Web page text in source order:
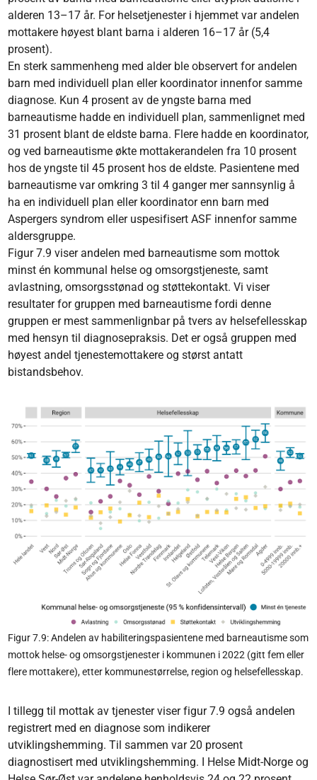
alderen 13–17 år. For helsetjenester i hjemmet var andelen
mottakere høyest blant barna i alderen 16–17 år (5,4
prosent).
En sterk sammenheng med alder ble observert for andelen
barn med individuell plan eller koordinator innenfor samme
diagnose. Kun 4 prosent av de yngste barna med
barneautisme hadde en individuell plan, sammenlignet med
31 prosent blant de eldste barna. Flere hadde en koordinator,
og ved barneautisme økte mottakerandelen fra 10 prosent
hos de yngste til 45 prosent hos de eldste. Pasientene med
barneautisme var omkring 3 til 4 ganger mer sannsynlig å
ha en individuell plan eller koordinator enn barn med
Aspergers syndrom eller uspesifisert ASF innenfor samme
aldersgruppe.
Figur 7.9 viser andelen med barneautisme som mottok
minst én kommunal helse og omsorgstjeneste, samt
avlastning, omsorgsstønad og støttekontakt. Vi viser
resultater for gruppen med barneautisme fordi denne
gruppen er mest sammenlignbar på tvers av helsefellesskap
med hensyn til diagnosepraksis. Det er også gruppen med
høyest andel tjenestemottakere og størst antatt
bistandsbehov.
Figur 7.9: Andelen av habiliteringspasientene med barneautisme som
mottok helse- og omsorgstjenester i kommunen i 2022 (gitt fem eller
flere mottakere), etter kommunestørrelse, region og helsefellesskap.
I tillegg til mottak av tjenester viser figur 7.9 også andelen
registrert med en diagnose som indikerer
utviklingshemming. Til sammen var 20 prosent
diagnostisert med utviklingshemming. I Helse Midt-Norge og